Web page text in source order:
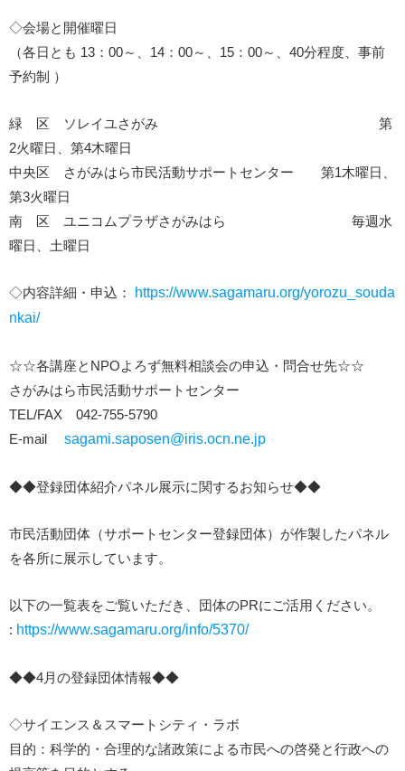
◇会場と開催曜日
（各日とも 13：00～、14：00～、15：00～、40分程度、事前
予約制 ）
緑 区 ソレイユさがみ 第
2火曜日、第4木曜日
中央区 さがみはら市民活動サポートセンター 第1木曜日、
第3火曜日
南 区 ユニコムプラザさがみはら 毎週水
曜日、土曜日
◇内容詳細・申込：
https://www.sagamaru.org/yorozu_souda
nkai/
☆☆各講座とNPOよろず無料相談会の申込・問合せ先☆☆
さがみはら市民活動サポートセンター
TEL/FAX 042-755-5790
E-mail sagami.saposen@iris.ocn.ne.jp
◆◆登録団体紹介パネル展示に関するお知らせ◆◆
市民活動団体（サポートセンター登録団体）が作製したパネル
を各所に展示しています。
以下の一覧表をご覧いただき、団体のPRにご活用ください。
: https://www.sagamaru.org/info/5370/
◆◆4月の登録団体情報◆◆
◇サイエンス＆スマートシティ・ラボ
目的：科学的・合理的な諸政策による市民への啓発と行政への